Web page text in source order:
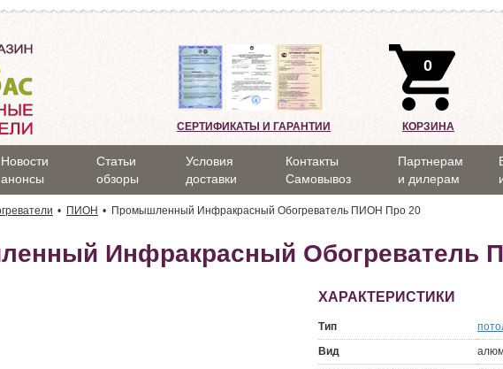
СЕРТИФИКАТЫ И ГАРАНТИИ
0
КОРЗИНА
Новости
анонсы
Статьи
обзоры
Условия
доставки
Контакты
Самовывоз
Партнерам
и дилерам
ПИОН Промышленный Инфракрасный Обогреватель ПИОН Про 20
Инфракрасный Обогреватель
ХАРАКТЕРИСТИКИ
Тип
Вид